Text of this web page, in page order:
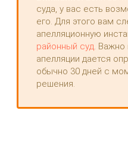
суда, у вас есть
его. Для этого вам
апелляционную
районный суд. Важно
апелляции дается
обычно 30 дней с
решения.